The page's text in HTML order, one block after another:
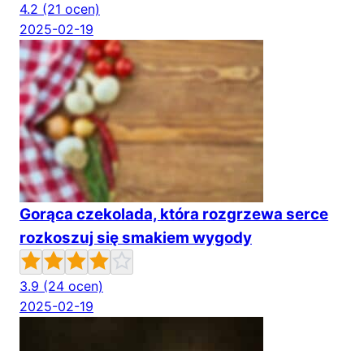
4.2 (21 ocen)
2025-02-19
Gorąca czekolada, która rozgrzewa serce
rozkoszuj się smakiem wygody
3.9 (24 ocen)
2025-02-19